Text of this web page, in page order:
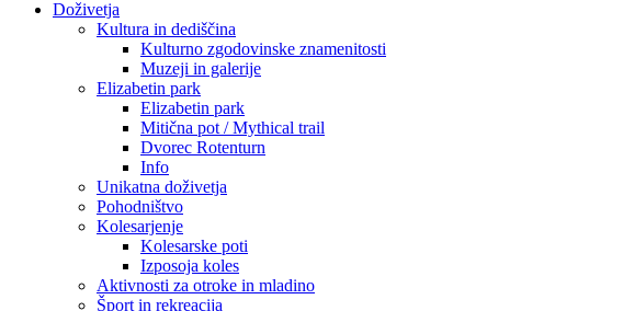
Doživetja
Kultura in dediščina
Kulturno zgodovinske znamenitosti
Muzeji in galerije
Elizabetin park
Elizabetin park
Mitična pot / Mythical trail
Dvorec Rotenturn
Info
Unikatna doživetja
Pohodništvo
Kolesarjenje
Kolesarske poti
Izposoja koles
Aktivnosti za otroke in mladino
Šport in rekreacija